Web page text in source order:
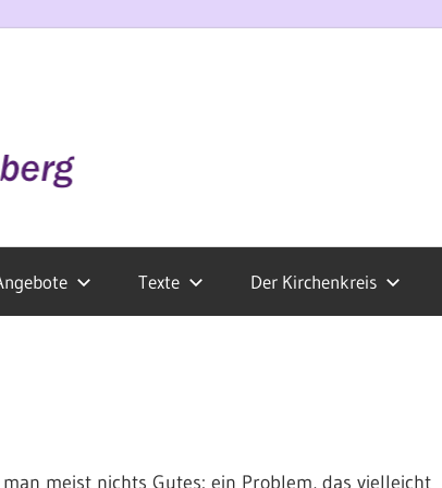
Texte Der Kirchenkreis
meist nichts Gutes: ein Problem, das vielleicht